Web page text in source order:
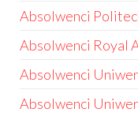
Absolwenci
Absolwenci Royal
Absolwenci
Absolwenci